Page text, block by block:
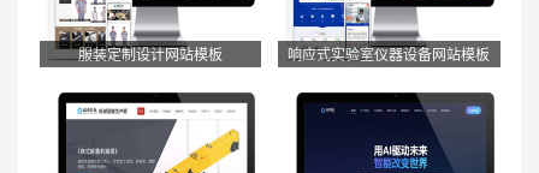
服装定制设计网站模板 响应式实验室仪器设备网站模板